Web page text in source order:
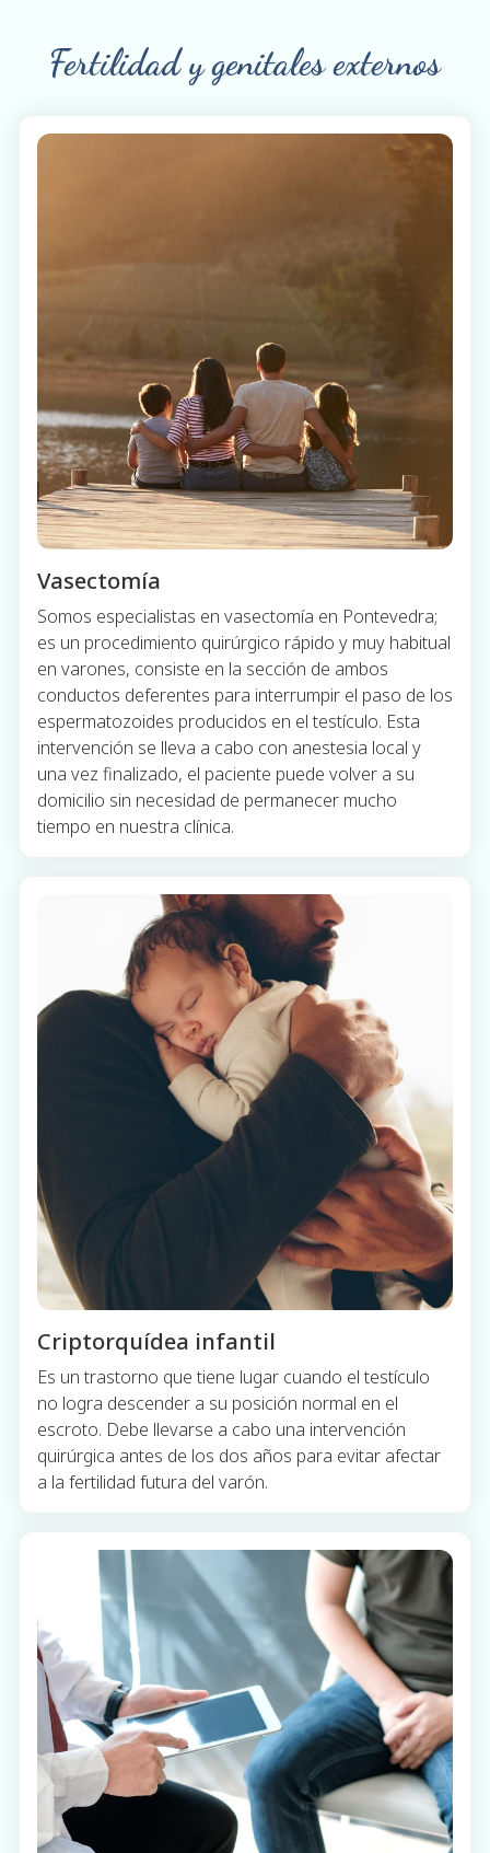
Fertilidad y genitales externos
Vasectomía
Somos especialistas en vasectomía en Pontevedra;
es un procedimiento quirúrgico rápido y muy habitual
en varones, consiste en la sección de ambos
conductos deferentes para interrumpir el paso de los
espermatozoides producidos en el testículo. Esta
intervención se lleva a cabo con anestesia local y
una vez finalizado, el paciente puede volver a su
domicilio sin necesidad de permanecer mucho
tiempo en nuestra clínica.
Criptorquídea infantil
Es un trastorno que tiene lugar cuando el testículo
no logra descender a su posición normal en el
escroto. Debe llevarse a cabo una intervención
quirúrgica antes de los dos años para evitar afectar
a la fertilidad futura del varón.